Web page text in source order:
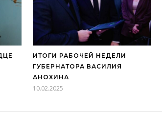
ИТОГИ РАБОЧЕЙ НЕДЕЛИ
ГУБЕРНАТОРА ВАСИЛИЯ
АНОХИНА
10.02.2025